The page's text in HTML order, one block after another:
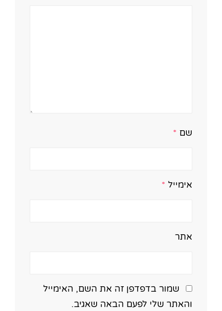
שם *
אימייל *
אתר
שמור בדפדפן זה את השם, האימייל
והאתר שלי לפעם הבאה שאגיב.